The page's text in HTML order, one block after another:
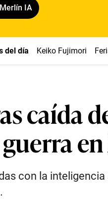
IA
del día Keiko Fujimori
caída
con la